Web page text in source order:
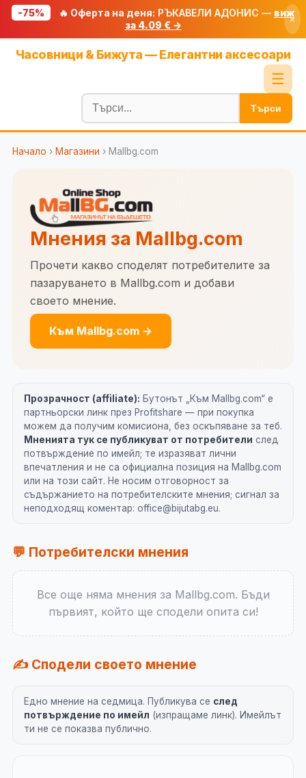
-75% 🔥 Оферта на деня: РЪКАВЕЛИ АДОНИС — виж
за 4.09 € →
×
Часовници & Бижута — Елегантни аксесоари
☰
Блог
🧮 Калкулатори
🔍 Намери продукт
🎟️ Купони
Търси
Начало › Магазини › Mallbg.com
Мнения за Mallbg.com
Прочети какво споделят потребителите за
пазаруването в Mallbg.com и добави
своето мнение.
Към Mallbg.com →
Прозрачност (affiliate): Бутонът „Към Mallbg.com“ е
партньорски линк през Profitshare — при покупка
можем да получим комисиона, без оскъпяване за теб.
Мненията тук се публикуват от потребители след
потвърждение по имейл; те изразяват лични
впечатления и не са официална позиция на Mallbg.com
или на този сайт. Не носим отговорност за
съдържанието на потребителските мнения; сигнал за
неподходящ коментар: office@bijutabg.eu.
💬 Потребителски мнения
Все още няма мнения за Mallbg.com. Бъди
първият, който ще сподели опита си!
✍️ Сподели своето мнение
Едно мнение на седмица. Публикува се след
потвърждение по имейл (изпращаме линк). Имейлът
ти не се показва публично.